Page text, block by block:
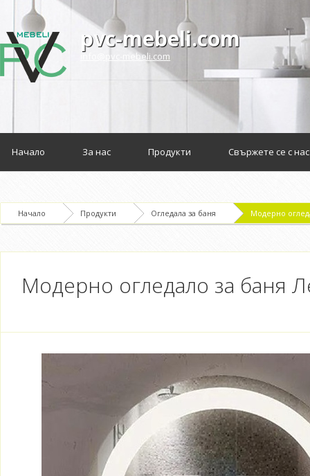
pvc-mebeli.com
info@pvc-mebeli.com
Начало За нас Продукти Свържете се с нас
Начало Продукти Огледала за баня Модерно
Модерно огледало за баня